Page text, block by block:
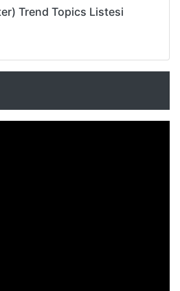
Trend Topics Listesi